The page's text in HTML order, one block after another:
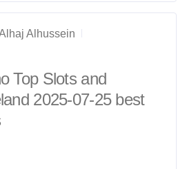
Alhussein
Top Slots and
2025-07-25 best